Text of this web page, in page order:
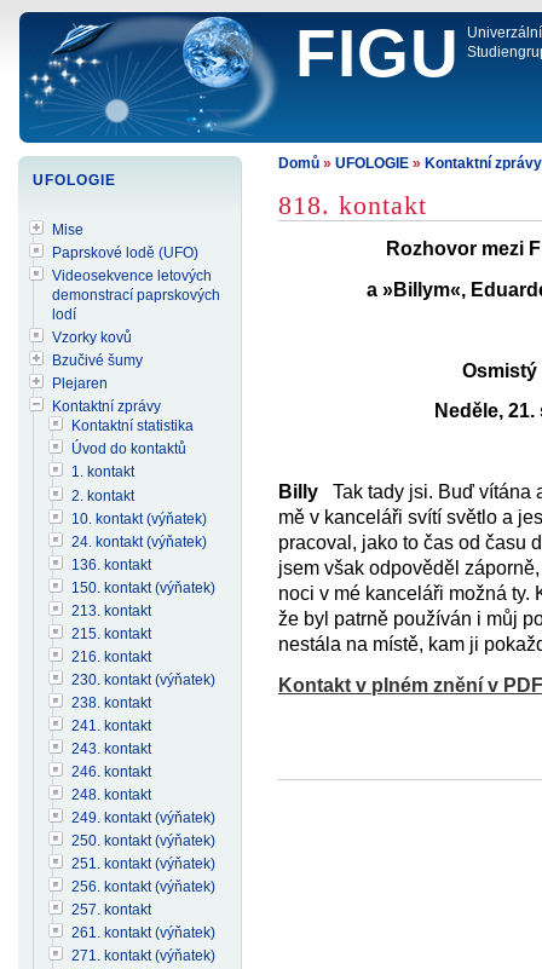
FIGU
Domů » UFOLOGIE » Kontaktní zprávy
818. kontakt
Rozhovor mezi
a »Billym«,
Neděle,
Billy Tak tady jsi. Buď vítána
mě v kanceláři svítí světlo a
pracoval, jako to čas od času
jsem však odpověděl
noci v mé kanceláři možná ty.
že byl patrně používán i můj
nestála na místě, kam ji
Kontakt v plném znění v PDF
UFOLOGIE
Mise
Paprskové lodě (UFO)
Videosekvence letových
demonstrací paprskových
lodí
Vzorky kovů
Bzučivé šumy
Plejaren
Kontaktní zprávy
Kontaktní statistika
Úvod do kontaktů
1. kontakt
2. kontakt
10. kontakt (výňatek)
24. kontakt (výňatek)
136. kontakt
150. kontakt (výňatek)
213. kontakt
215. kontakt
216. kontakt
230. kontakt (výňatek)
238. kontakt
241. kontakt
243. kontakt
246. kontakt
248. kontakt
249. kontakt (výňatek)
250. kontakt (výňatek)
251. kontakt (výňatek)
256. kontakt (výňatek)
257. kontakt
261. kontakt (výňatek)
271. kontakt (výňatek)